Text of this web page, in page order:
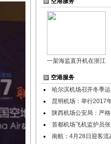
一架海监直升机在浙江
空港服务
哈尔滨机场召开冬季
昆明机场：举行2017
陕西机场公安局：严
首都机场飞机监护员
南航：4月28日迎客